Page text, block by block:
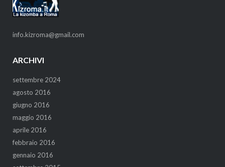
info.kizroma@gmail.com
ARCHIVI
settembre 2024
agosto 2016
giugno 2016
maggio 2016
aprile 2016
febbraio 2016
gennaio 2016